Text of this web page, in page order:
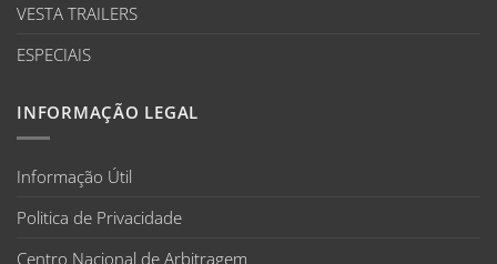
VESTA TRAILERS
ESPECIAIS
INFORMAÇÃO LEGAL
Informação Útil
Politica de Privacidade
Centro Nacional de Arbitragem